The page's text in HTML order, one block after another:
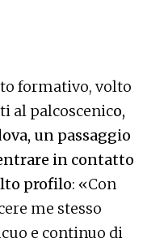
formativo, volto
al palcoscenico,
un passaggio
in contatto
profilo: «Con
me stesso
e continuo di